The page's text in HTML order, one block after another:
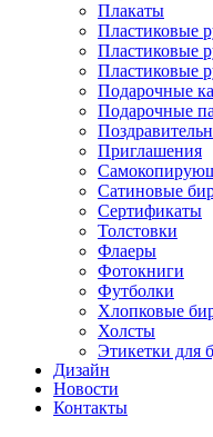
Плакаты
Пластиковые
Пластиковые
Пластиковые
Подарочные
Подарочные
Приглашения
Сатиновые
Сертификаты
Толстовки
Флаеры
Фотокниги
Футболки
Хлопковые
Холсты
Этикетки для
Дизайн
Новости
Контакты